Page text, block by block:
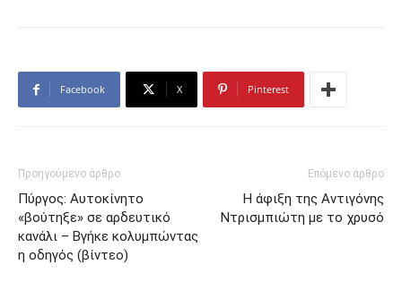
Facebook X Pinterest
Προηγούμενο άρθρο
Πύργος: Αυτοκίνητο
«βούτηξε» σε αρδευτικό
κανάλι – Βγήκε κολυμπώντας
η οδηγός (βίντεο)
Επόμενο άρθρο
Η άφιξη της Αντιγόνης
Ντρισμπιώτη με το χρυσό